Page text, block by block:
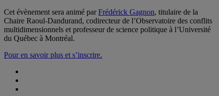
Cet évènement sera animé parFrédérick Gagnon, titulaire de la
Chaire Raoul-Dandurand, codirecteur de l’Observatoire des conflits
multidimensionnels et professeur de science politique à l’Université
du Québec à Montréal.
Pour en savoir plus et s’inscrire.